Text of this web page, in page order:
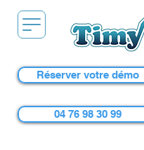
Réserver votre démo
04 76 98 30 99